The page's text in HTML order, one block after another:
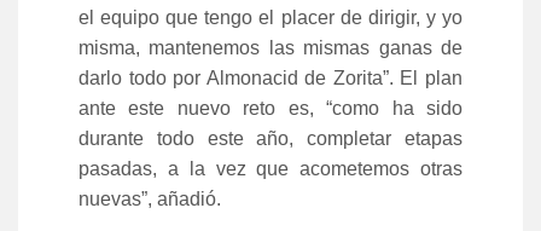
el equipo que tengo el placer de dirigir, y yo
misma, mantenemos las mismas ganas de
darlo todo por Almonacid de Zorita”. El plan
ante este nuevo reto es, “como ha sido
durante todo este año, completar etapas
pasadas, a la vez que acometemos otras
nuevas”, añadió.